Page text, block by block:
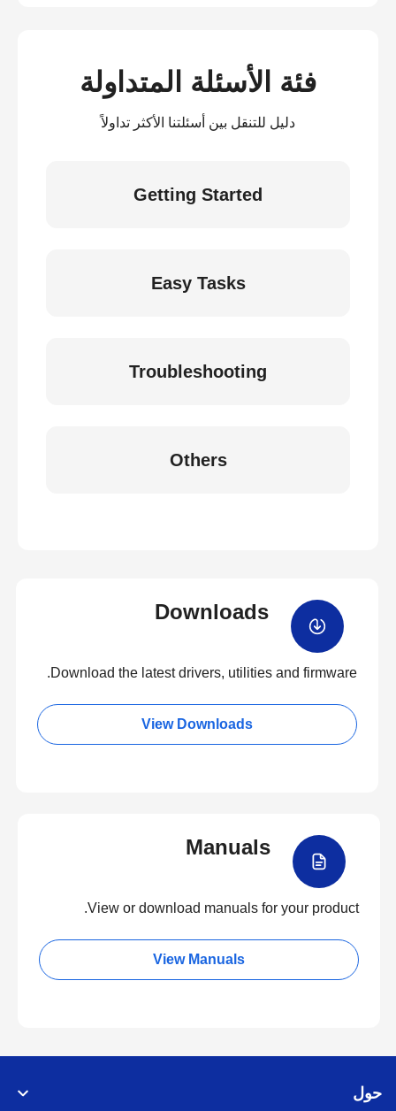
فئة الأسئلة المتداولة
دليل للتنقل بين أسئلتنا الأكثر تداولاً
Getting Started
Easy Tasks
Troubleshooting
Others
Downloads
Download the latest drivers, utilities and firmware.
View Downloads
Manuals
View or download manuals for your product.
View Manuals
حول